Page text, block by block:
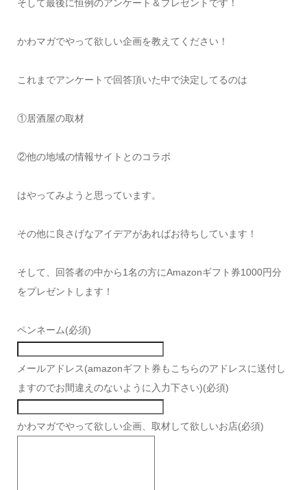
そして最後に恒例のアンケート＆プレゼントです！
かわマガでやって欲しい企画を教えてください！
これまでアンケートで回答頂いた中で決定してるのは
①居酒屋の取材
②他の地域の情報サイトとのコラボ
はやってみようと思っています。
その他に良さげなアイデアがあればお待ちしています！
そして、回答者の中から1名の方にAmazonギフト券1000円分
をプレゼントします！
ペンネーム(必須)
メールアドレス(amazonギフト券もこちらのアドレスに送付し
ますのでお間違えのないように入力下さい)(必須)
かわマガでやって欲しい企画、取材して欲しいお店(必須)